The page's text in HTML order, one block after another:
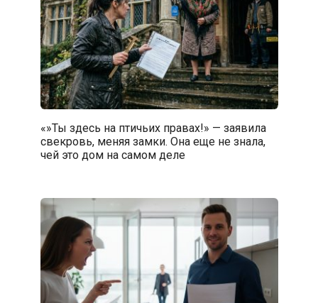
«»Ты здесь на птичьих правах!» — заявила
свекровь, меняя замки. Она еще не знала,
чей это дом на самом деле